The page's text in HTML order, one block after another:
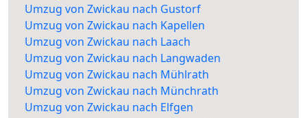
Umzug von Zwickau nach Gustorf
Umzug von Zwickau nach Kapellen
Umzug von Zwickau nach Laach
Umzug von Zwickau nach Langwaden
Umzug von Zwickau nach Mühlrath
Umzug von Zwickau nach Münchrath
Umzug von Zwickau nach Elfgen